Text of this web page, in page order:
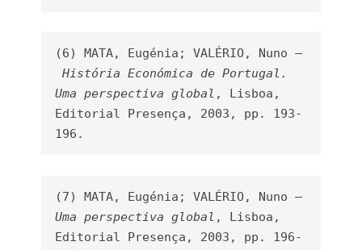
(6) MATA, Eugénia; VALÉRIO, Nuno –
História Económica de Portugal.
Uma perspectiva global , Lisboa,
Editorial Presença, 2003, pp. 193-
196.
(7) MATA, Eugénia; VALÉRIO, Nuno –
Uma perspectiva global , Lisboa,
Editorial Presença, 2003, pp. 196-